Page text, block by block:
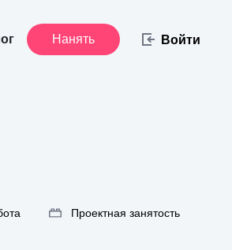
Нанять Войти
Проектная занятость